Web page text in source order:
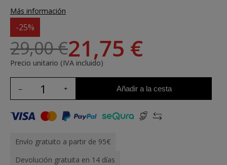
Más información
-25%
29,00 €21,75 €
Precio unitario (IVA incluido)
Añadir a la cesta
Envío gratuito a partir de 95€
Devolución gratuita en 14 días